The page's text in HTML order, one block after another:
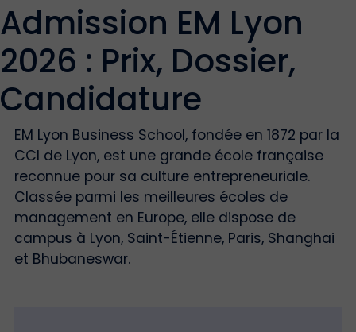
Admission EM Lyon
2026 : Prix, Dossier,
Candidature
EM Lyon Business School, fondée en 1872 par la
CCI de Lyon, est une grande école française
reconnue pour sa culture entrepreneuriale.
Classée parmi les meilleures écoles de
management en Europe, elle dispose de
campus à Lyon, Saint-Étienne, Paris, Shanghai
et Bhubaneswar.